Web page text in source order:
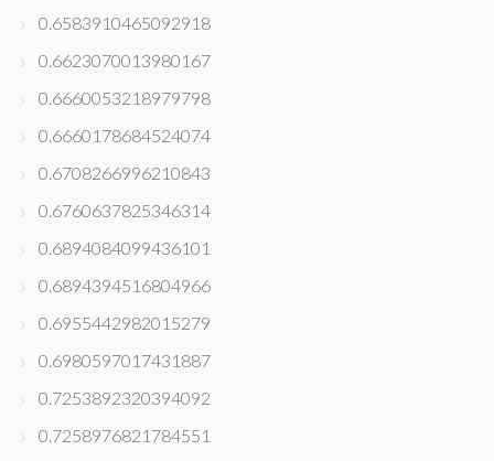
0.6583910465092918
0.6623070013980167
0.6660053218979798
0.6660178684524074
0.6708266996210843
0.6760637825346314
0.6894084099436101
0.6894394516804966
0.6955442982015279
0.6980597017431887
0.7253892320394092
0.7258976821784551